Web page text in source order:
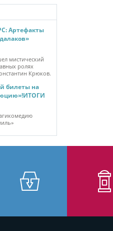
Артефакты
мистический
ролях
Крюков.
билеты на